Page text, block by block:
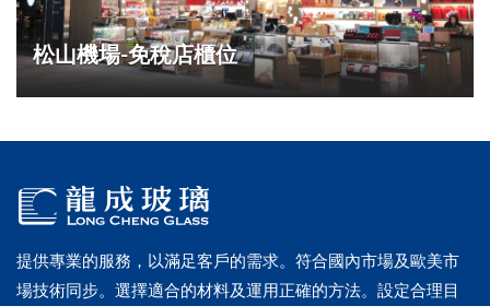
松山機場-免稅店櫃位
提供專業的服務，以滿足客戶的需求。符合國內市場及歐美市
場技術同步。選擇適合的材料及運用正確的方法。設定合理目